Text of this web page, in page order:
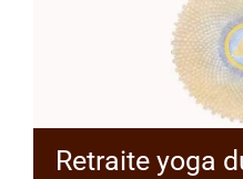
Retraite yoga